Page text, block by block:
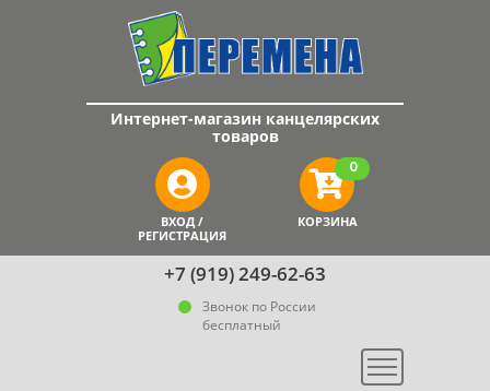
+7 (919) 249-62-63
Звонок по России
бесплатный
Меню
Интернет-магазин канцелярских
товаров
ВХОД /
РЕГИСТРАЦИЯ
КОРЗИНА
0